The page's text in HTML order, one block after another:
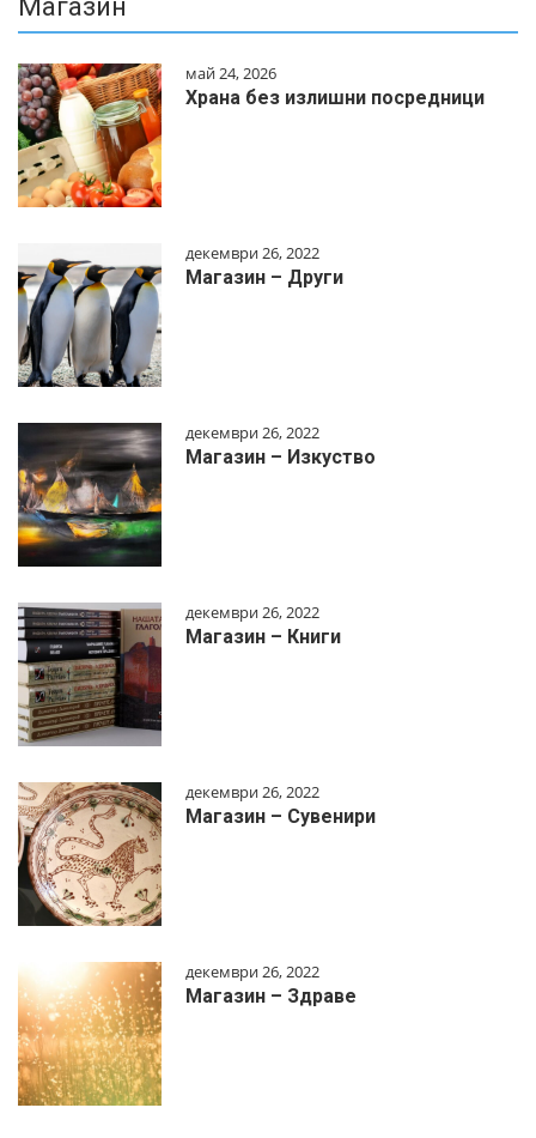
Магазин
май 24, 2026
Храна без излишни посредници
декември 26, 2022
Магазин – Други
декември 26, 2022
Магазин – Изкуство
декември 26, 2022
Магазин – Книги
декември 26, 2022
Магазин – Сувенири
декември 26, 2022
Магазин – Здраве